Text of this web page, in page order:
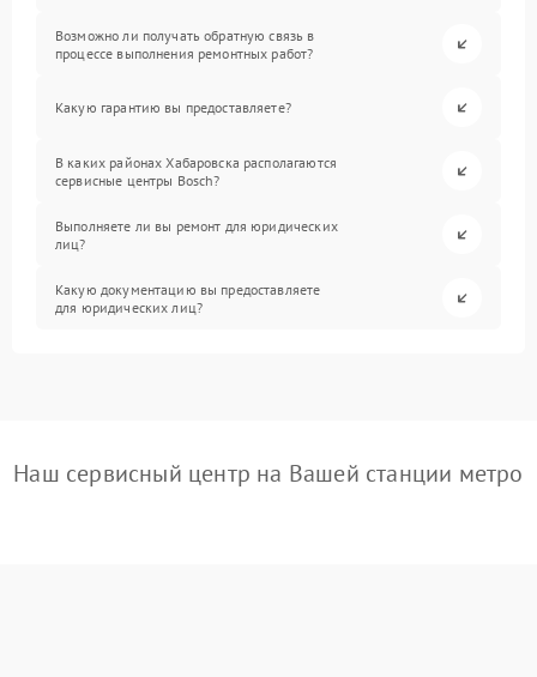
Возможно ли получать обратную связь в
процессе выполнения ремонтных работ?
Какую гарантию вы предоставляете?
В каких районах Хабаровска располагаются
сервисные центры Bosch?
Выполняете ли вы ремонт для юридических
лиц?
Какую документацию вы предоставляете
для юридических лиц?
Наш сервисный центр на Вашей станции метро